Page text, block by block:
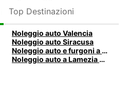
Top Destinazioni
Noleggio auto Valencia
Noleggio auto Siracusa
Noleggio auto e furgoni a Pescara
Noleggio auto a Lamezia Terme, Italia